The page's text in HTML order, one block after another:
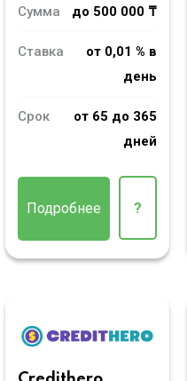
Сумма
до 500 000 ₸
Ставка
от 0,01 % в
день
Срок
от 65 до 365
дней
Подробнее ?